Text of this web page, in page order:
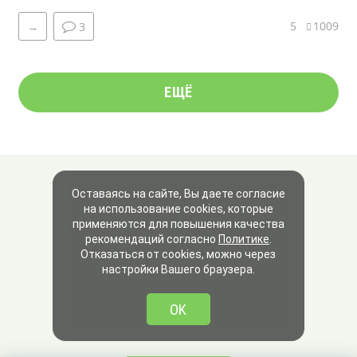
→ 3 5 1009
ЕЩЁ
Оставаясь на сайте, Вы даете согласие
на использование cookies, которые
применяются для повышения качества
рекомендаций согласно Политике
Отказаться от cookies, можно через
настройки Вашего браузера.
OK